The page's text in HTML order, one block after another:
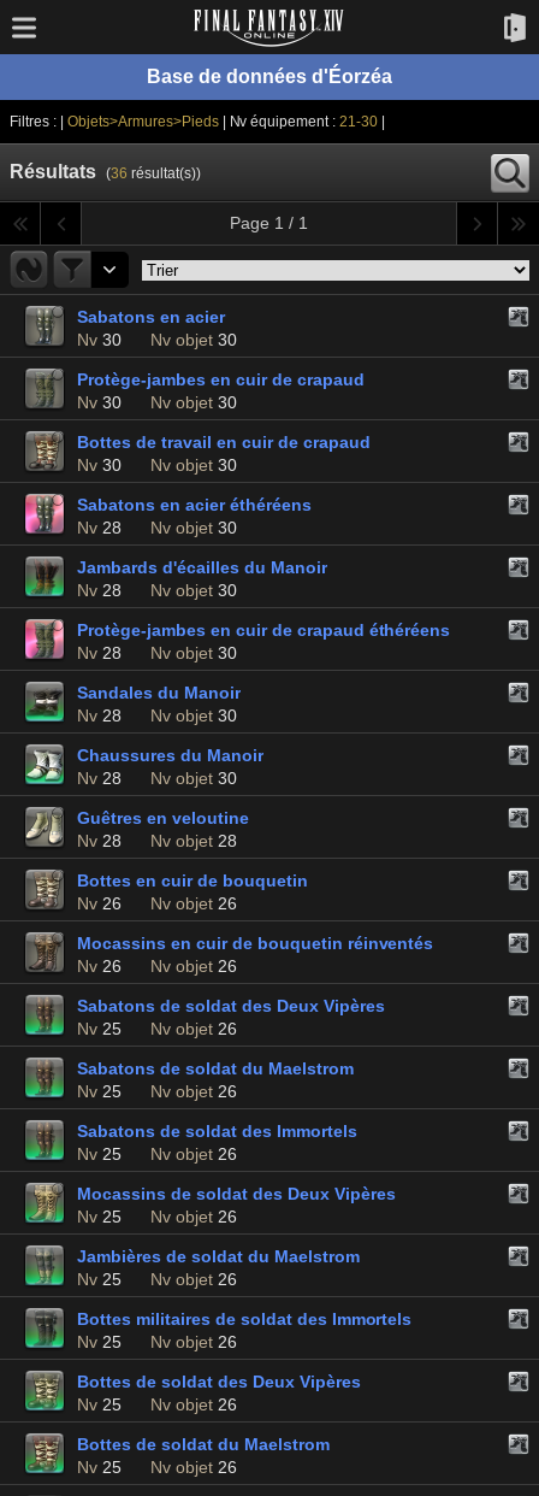
Base de données d'Éorzéa
Filtres : | Objets>Armures>Pieds | Nv équipement :21-30
Résultats (36 résultat(s))
Page 1 / 1
Sabatons en acier
Nv 30 Nv objet 30
Protège-jambes en cuir de crapaud
Nv 30 Nv objet 30
Bottes de travail en cuir de crapaud
Nv 30 Nv objet 30
Sabatons en acier éthéréens
Nv 28 Nv objet 30
Jambards d'écailles du Manoir
Nv 28 Nv objet 30
Protège-jambes en cuir de crapaud éthéréens
Nv 28 Nv objet 30
Sandales du Manoir
Nv 28 Nv objet 30
Chaussures du Manoir
Nv 28 Nv objet 30
Guêtres en veloutine
Nv 28 Nv objet 28
Bottes en cuir de bouquetin
Nv 26 Nv objet 26
Mocassins en cuir de bouquetin réinventés
Nv 26 Nv objet 26
Sabatons de soldat des Deux Vipères
Nv 25 Nv objet 26
Sabatons de soldat du Maelstrom
Nv 25 Nv objet 26
Sabatons de soldat des Immortels
Nv 25 Nv objet 26
Mocassins de soldat des Deux Vipères
Nv 25 Nv objet 26
Jambières de soldat du Maelstrom
Nv 25 Nv objet 26
Bottes militaires de soldat des Immortels
Nv 25 Nv objet 26
Bottes de soldat des Deux Vipères
Nv 25 Nv objet 26
Bottes de soldat du Maelstrom
Nv 25 Nv objet 26